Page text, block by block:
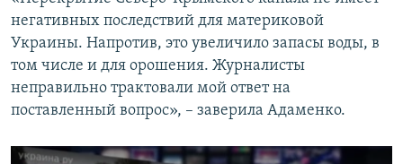
негативных последствий для материковой
Украины. Напротив, это увеличило запасы воды, в
том числе и для орошения. Журналисты
неправильно трактовали мой ответ на
поставленный вопрос», – заверила Адаменко.